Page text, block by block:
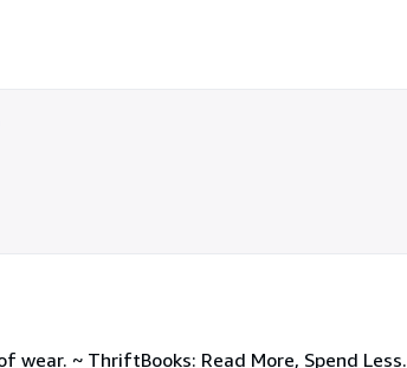
~ ThriftBooks: Read More, Spend Less.